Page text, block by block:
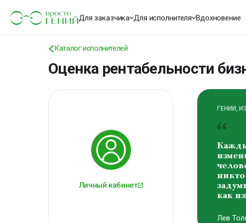
Для заказчика Для исполнителя Вдохновение
Каталог исполнителей
Оценка рентабельности
Личный кабинет
ГЕНИИ,
как
Лев